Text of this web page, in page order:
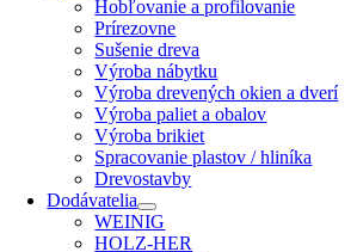
Hobľovanie a profilovanie
Prírezovne
Sušenie dreva
Výroba nábytku
Výroba drevených okien a dverí
Výroba paliet a obalov
Výroba brikiet
Spracovanie plastov / hliníka
Drevostavby
Dodávatelia
WEINIG
HOLZ-HER